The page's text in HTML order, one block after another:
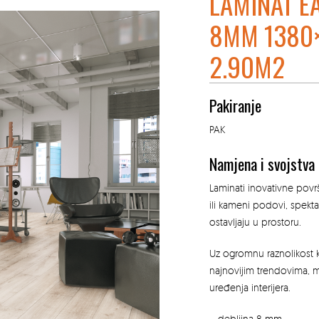
8MM
2.90M2
Pakiranje
PAK
Namjena i svojstva
Laminati inovativne
ili kameni podovi,
ostavljaju u prostoru.
Uz ogromnu raznolikost
najnovijim trendovima,
uređenja interijera.